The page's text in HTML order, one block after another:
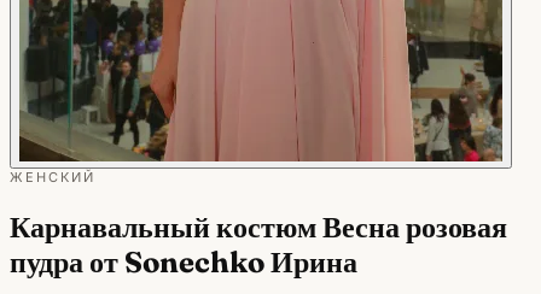
ЖЕНСКИЙ
Карнавальный костюм Весна розовая
пудра от Sonechko Ирина